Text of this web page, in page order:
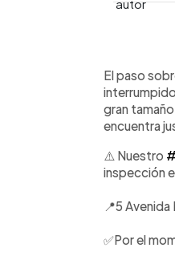
►
El paso
gran
encuentra
⚠️ Nuestro
inspección
📍5
✅Por el